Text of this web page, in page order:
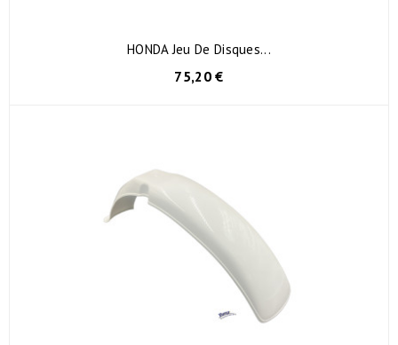
HONDA Jeu De Disques...
75,20 €